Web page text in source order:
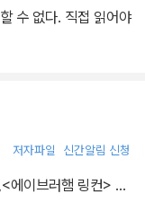
할 수 없다. 직접 읽어야
저자파일 신간알림 신청
,<에이브러햄 링컨> …